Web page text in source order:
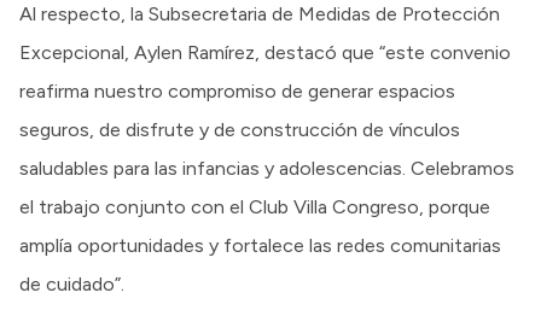
Al respecto, la Subsecretaria de Medidas de Protección
Excepcional, Aylen Ramírez, destacó que “este convenio
reafirma nuestro compromiso de generar espacios
seguros, de disfrute y de construcción de vínculos
saludables para las infancias y adolescencias. Celebramos
el trabajo conjunto con el Club Villa Congreso, porque
amplía oportunidades y fortalece las redes comunitarias
de cuidado”.